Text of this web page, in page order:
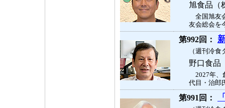
旭食品
全国旭友
友会総会を
第992回：
（週刊冷
野口食
2027年、
代目・治郎
第991回：